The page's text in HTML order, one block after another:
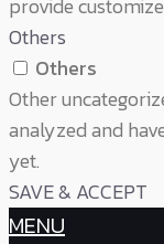
provide
Others
Others
Other
analyzed and
yet.
SAVE & ACCEPT
MENU